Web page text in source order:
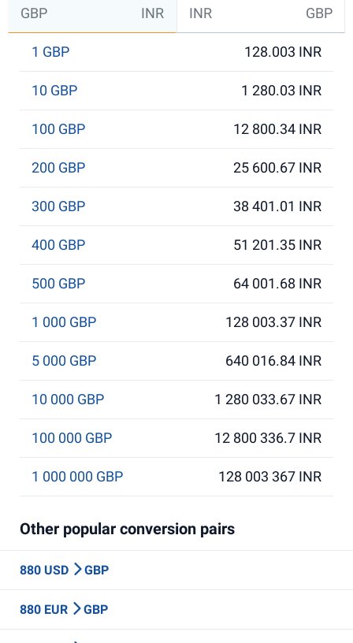
GBP INR INR GBP
1 GBP 128.003 INR
10 GBP 1 280.03 INR
100 GBP 12 800.34 INR
200 GBP 25 600.67 INR
300 GBP 38 401.01 INR
400 GBP 51 201.35 INR
500 GBP 64 001.68 INR
1 000 GBP 128 003.37 INR
5 000 GBP 640 016.84 INR
10 000 GBP 1 280 033.67 INR
100 000 GBP 12 800 336.7 INR
1 000 000 GBP 128 003 367 INR
Other popular conversion pairs
880 USD GBP
880 EUR GBP